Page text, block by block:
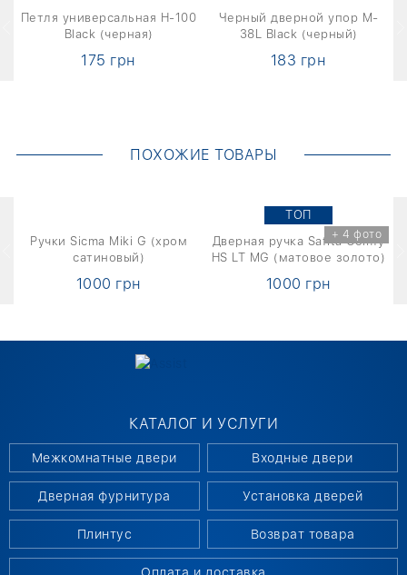
Петля универсальная H-100
Black (черная)
175 грн
Черный дверной упор M-
38L Black (черный)
183 грн
ПОХОЖИЕ ТОВАРЫ
Ручки Sicma Miki G (хром
сатиновый)
1000 грн
TOП
+ 4 фото
Дверная ручка Safita Comfy
HS LT MG (матовое золото)
1000 грн
КАТАЛОГ И УСЛУГИ
Межкомнатные двери Входные двери
Дверная фурнитура Установка дверей
Плинтус Возврат товара